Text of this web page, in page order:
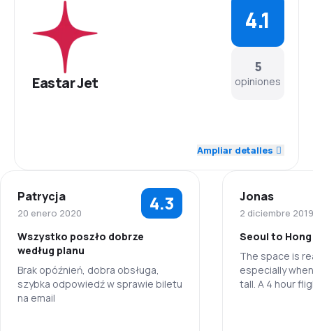
Eastar Jet
5
opiniones
4.1
Red de conexiones 5.0
Precio del billete 4.2
Comodidad de viaje 3.8
Ampliar detalles
Patrycja
20 enero 2020 4.3
Wszystko poszło dobrze
według planu
Brak opóźnień, dobra obsługa,
szybka odpowiedź w sprawie biletu
na email
Jonas
2 diciembre 2019
Seoul to Hong
The space is
especially
tall. A 4 hour